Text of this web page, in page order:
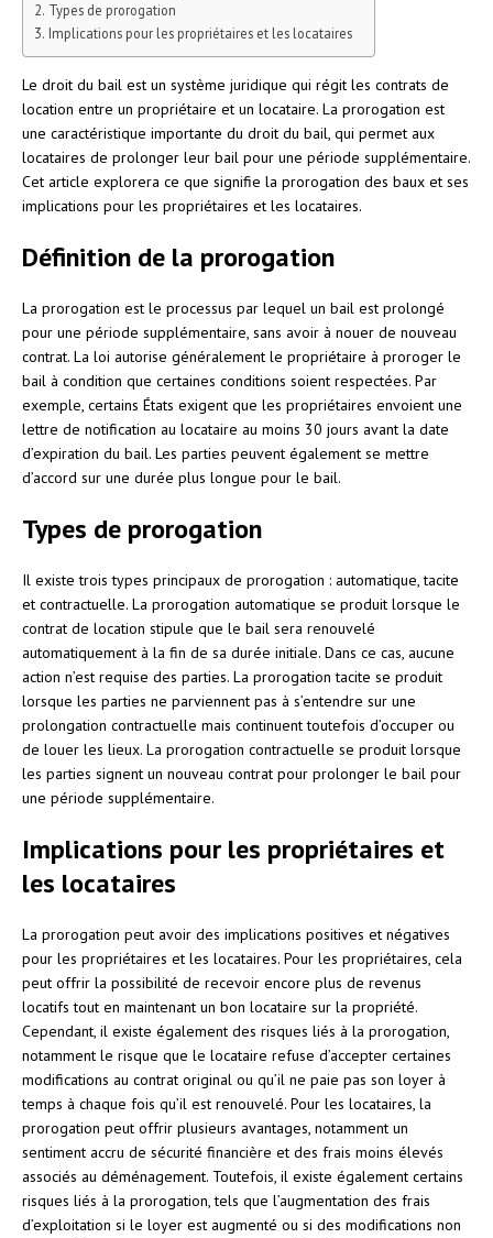
Types de prorogation
Implications pour les propriétaires et les locataires
Le droit du bail est un système juridique qui régit les contrats de
location entre un propriétaire et un locataire. La prorogation est
une caractéristique importante du droit du bail, qui permet aux
locataires de prolonger leur bail pour une période supplémentaire.
Cet article explorera ce que signifie la prorogation des baux et ses
implications pour les propriétaires et les locataires.
Définition de la prorogation
La prorogation est le processus par lequel un bail est prolongé
pour une période supplémentaire, sans avoir à nouer de nouveau
contrat. La loi autorise généralement le propriétaire à proroger le
bail à condition que certaines conditions soient respectées. Par
exemple, certains États exigent que les propriétaires envoient une
lettre de notification au locataire au moins 30 jours avant la date
d’expiration du bail. Les parties peuvent également se mettre
d’accord sur une durée plus longue pour le bail.
Types de prorogation
Il existe trois types principaux de prorogation : automatique, tacite
et contractuelle. La prorogation automatique se produit lorsque le
contrat de location stipule que le bail sera renouvelé
automatiquement à la fin de sa durée initiale. Dans ce cas, aucune
action n’est requise des parties. La prorogation tacite se produit
lorsque les parties ne parviennent pas à s’entendre sur une
prolongation contractuelle mais continuent toutefois d’occuper ou
de louer les lieux. La prorogation contractuelle se produit lorsque
les parties signent un nouveau contrat pour prolonger le bail pour
une période supplémentaire.
Implications pour les propriétaires et
les locataires
La prorogation peut avoir des implications positives et négatives
pour les propriétaires et les locataires. Pour les propriétaires, cela
peut offrir la possibilité de recevoir encore plus de revenus
locatifs tout en maintenant un bon locataire sur la propriété.
Cependant, il existe également des risques liés à la prorogation,
notamment le risque que le locataire refuse d’accepter certaines
modifications au contrat original ou qu’il ne paie pas son loyer à
temps à chaque fois qu’il est renouvelé. Pour les locataires, la
prorogation peut offrir plusieurs avantages, notamment un
sentiment accru de sécurité financière et des frais moins élevés
associés au déménagement. Toutefois, il existe également certains
risques liés à la prorogation, tels que l’augmentation des frais
d’exploitation si le loyer est augmenté ou si des modifications non